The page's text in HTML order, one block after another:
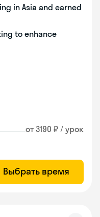
in Asia and earned
to enhance
от 3190 ₽ / урок
Выбрать время